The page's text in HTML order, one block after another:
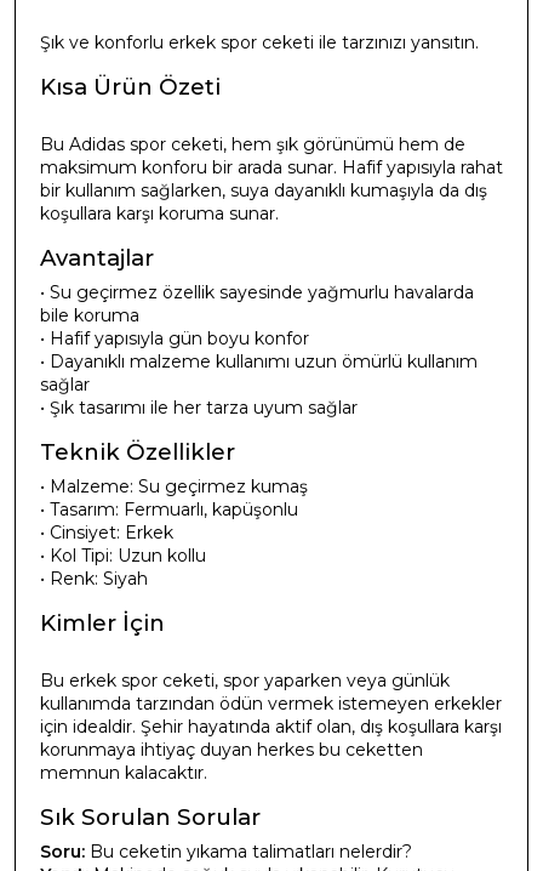
Şık ve konforlu erkek spor ceketi ile tarzınızı yansıtın.
Kısa Ürün Özeti
Bu Adidas spor ceketi, hem şık görünümü hem de
maksimum konforu bir arada sunar. Hafif yapısıyla rahat
bir kullanım sağlarken, suya dayanıklı kumaşıyla da dış
koşullara karşı koruma sunar.
Avantajlar
• Su geçirmez özellik sayesinde yağmurlu havalarda
bile koruma
• Hafif yapısıyla gün boyu konfor
• Dayanıklı malzeme kullanımı uzun ömürlü kullanım
sağlar
• Şık tasarımı ile her tarza uyum sağlar
Teknik Özellikler
• Malzeme: Su geçirmez kumaş
• Tasarım: Fermuarlı, kapüşonlu
• Cinsiyet: Erkek
• Kol Tipi: Uzun kollu
• Renk: Siyah
Kimler İçin
Bu erkek spor ceketi, spor yaparken veya günlük
kullanımda tarzından ödün vermek istemeyen erkekler
için idealdir. Şehir hayatında aktif olan, dış koşullara karşı
korunmaya ihtiyaç duyan herkes bu ceketten
memnun kalacaktır.
Sık Sorulan Sorular
Soru: Bu ceketin yıkama talimatları nelerdir?